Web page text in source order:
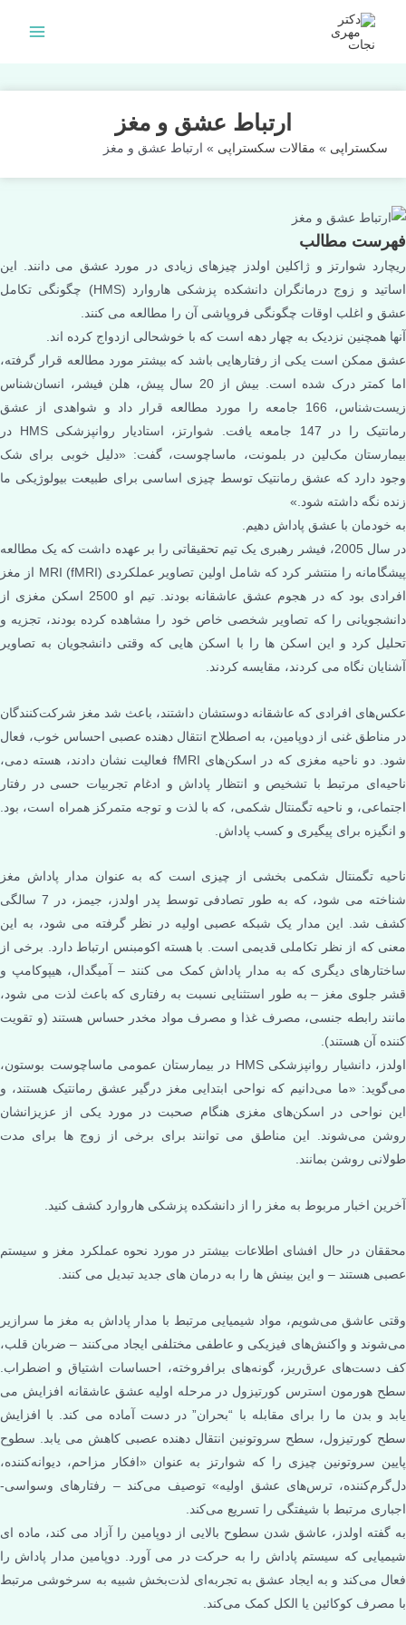
ارتباط عشق و مغز
سکستراپی » مقالات سکستراپی » ارتباط عشق و مغز
فهرست مطالب
ریچارد شوارتز و ژاکلین اولدز چیزهای زیادی در مورد عشق می دانند. این
اساتید و زوج درمانگران دانشکده پزشکی هاروارد (HMS) چگونگی تکامل
عشق و اغلب اوقات چگونگی فروپاشی آن را مطالعه می کنند.
آنها همچنین نزدیک به چهار دهه است که با خوشحالی ازدواج کرده اند.
عشق ممکن است یکی از رفتارهایی باشد که بیشتر مورد مطالعه قرار گرفته،
اما کمتر درک شده است. بیش از 20 سال پیش، هلن فیشر، انسان‌شناس
زیست‌شناس، 166 جامعه را مورد مطالعه قرار داد و شواهدی از عشق
رمانتیک را در 147 جامعه یافت. شوارتز، استادیار روانپزشکی HMS در
بیمارستان مک‌لین در بلمونت، ماساچوست، گفت: «دلیل خوبی برای شک
وجود دارد که عشق رمانتیک توسط چیزی اساسی برای طبیعت بیولوژیکی ما
زنده نگه داشته شود.»
به خودمان با عشق پاداش دهیم.
در سال 2005، فیشر رهبری یک تیم تحقیقاتی را بر عهده داشت که یک مطالعه
پیشگامانه را منتشر کرد که شامل اولین تصاویر عملکردی MRI (fMRI) از مغز
افرادی بود که در هجوم عشق عاشقانه بودند. تیم او 2500 اسکن مغزی از
دانشجویانی را که تصاویر شخصی خاص خود را مشاهده کرده بودند، تجزیه و
تحلیل کرد و این اسکن ها را با اسکن هایی که وقتی دانشجویان به تصاویر
آشنایان نگاه می کردند، مقایسه کردند.
عکس‌های افرادی که عاشقانه دوستشان داشتند، باعث شد مغز شرکت‌کنندگان
در مناطق غنی از دوپامین، به اصطلاح انتقال دهنده عصبی احساس خوب، فعال
شود. دو ناحیه مغزی که در اسکن‌های fMRI فعالیت نشان دادند، هسته دمی،
ناحیه‌ای مرتبط با تشخیص و انتظار پاداش و ادغام تجربیات حسی در رفتار
اجتماعی، و ناحیه تگمنتال شکمی، که با لذت و توجه متمرکز همراه است، بود.
و انگیزه برای پیگیری و کسب پاداش.
ناحیه تگمنتال شکمی بخشی از چیزی است که به عنوان مدار پاداش مغز
شناخته می شود، که به طور تصادفی توسط پدر اولدز، جیمز، در 7 سالگی
کشف شد. این مدار یک شبکه عصبی اولیه در نظر گرفته می شود، به این
معنی که از نظر تکاملی قدیمی است. با هسته اکومبنس ارتباط دارد. برخی از
ساختارهای دیگری که به مدار پاداش کمک می کنند – آمیگدال، هیپوکامپ و
قشر جلوی مغز – به طور استثنایی نسبت به رفتاری که باعث لذت می شود،
مانند رابطه جنسی، مصرف غذا و مصرف مواد مخدر حساس هستند (و تقویت
کننده آن هستند).
اولدز، دانشیار روانپزشکی HMS در بیمارستان عمومی ماساچوست بوستون،
می‌گوید: «ما می‌دانیم که نواحی ابتدایی مغز درگیر عشق رمانتیک هستند، و
این نواحی در اسکن‌های مغزی هنگام صحبت در مورد یکی از عزیزانشان
روشن می‌شوند. این مناطق می توانند برای برخی از زوج ها برای مدت
طولانی روشن بمانند.
آخرین اخبار مربوط به مغز را از دانشکده پزشکی هاروارد کشف کنید.
محققان در حال افشای اطلاعات بیشتر در مورد نحوه عملکرد مغز و سیستم
عصبی هستند – و این بینش ها را به درمان های جدید تبدیل می کنند.
وقتی عاشق می‌شویم، مواد شیمیایی مرتبط با مدار پاداش به مغز ما سرازیر
می‌شوند و واکنش‌های فیزیکی و عاطفی مختلفی ایجاد می‌کنند – ضربان قلب،
کف دست‌های عرق‌ریز، گونه‌های برافروخته، احساسات اشتیاق و اضطراب.
سطح هورمون استرس کورتیزول در مرحله اولیه عشق عاشقانه افزایش می
یابد و بدن ما را برای مقابله با “بحران” در دست آماده می کند. با افزایش
سطح کورتیزول، سطح سروتونین انتقال دهنده عصبی کاهش می یابد. سطوح
پایین سروتونین چیزی را که شوارتز به عنوان «افکار مزاحم، دیوانه‌کننده،
دل‌گرم‌کننده، ترس‌های عشق اولیه» توصیف می‌کند – رفتارهای وسواسی-
اجباری مرتبط با شیفتگی را تسریع می‌کند.
به گفته اولدز، عاشق شدن سطوح بالایی از دوپامین را آزاد می کند، ماده ای
شیمیایی که سیستم پاداش را به حرکت در می آورد. دوپامین مدار پاداش را
فعال می‌کند و به ایجاد عشق به تجربه‌ای لذت‌بخش شبیه به سرخوشی مرتبط
با مصرف کوکائین یا الکل کمک می‌کند.